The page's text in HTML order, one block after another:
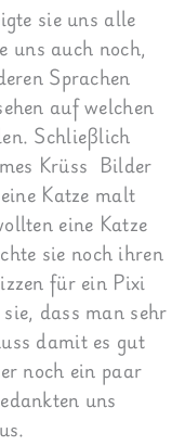
sie uns alle
uns auch noch,
Sprachen
auf welchen
Schließlich
Krüss Bilder
Katze malt
eine Katze
sie noch ihren
für ein Pixi
dass man sehr
damit es gut
noch ein paar
uns